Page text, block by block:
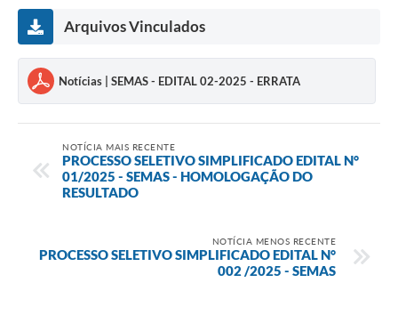
Arquivos Vinculados
Notícias | SEMAS - EDITAL 02-2025 - ERRATA
NOTÍCIA MAIS RECENTE
PROCESSO SELETIVO SIMPLIFICADO EDITAL N°
01/2025 - SEMAS - HOMOLOGAÇÃO DO
RESULTADO
NOTÍCIA MENOS RECENTE
PROCESSO SELETIVO SIMPLIFICADO EDITAL N°
002 /2025 - SEMAS